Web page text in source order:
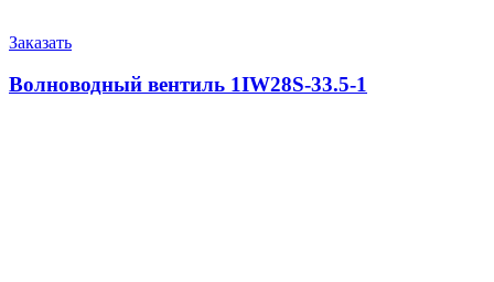
Заказать
Волноводный вентиль 1IW28S-33.5-1